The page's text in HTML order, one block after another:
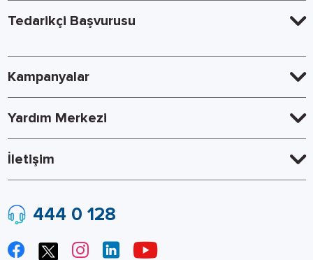
Tedarikçi Başvurusu
Kampanyalar
Yardım Merkezi
İletişim
444 0 128